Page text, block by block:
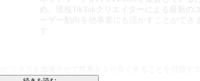
め、現役TikTokクリエイターによる最新のユ
ーザー動向を他事業にも活かすことができま